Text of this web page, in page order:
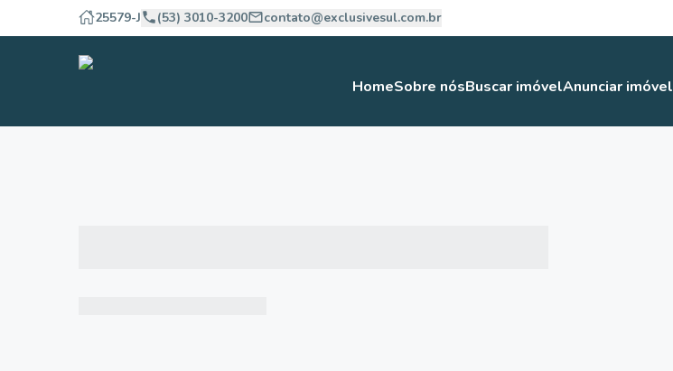
25579-J (53) 3010-3200 contato@exclusivesul.com.br
HomeSobre nósBuscar imóvelAnunciar imóvel